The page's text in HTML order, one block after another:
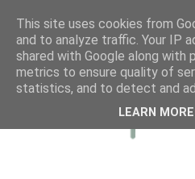
This site uses cookies from
and to analyze traffic. Your IP
shared with Google along with
metrics to ensure quality of
statistics, and to detect and
LEARN MORE